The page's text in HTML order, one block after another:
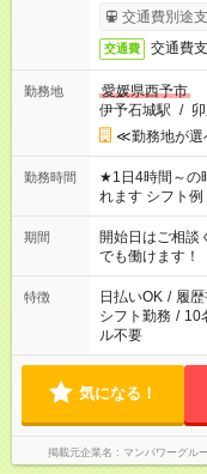
完了次第のお支
交通費別途
交通費 交通費
勤務地
愛媛県西予市
伊予石城駅 /
≪勤務地が選
勤務時間
★1日4時間～の時短シフトOK ★
れます シフト
18：00 11：00～20：00 など
合わせ週40時
週20時間以上勤
派遣法（日雇い
業はご案内が難
期間
開始日はご相
でも働けます！
特徴 日払いOK / 履
シフト勤務 / 10
ル不要
気になる！
掲載元企業名 マンパワーグル